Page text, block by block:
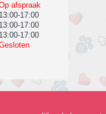
afspraak
13:00-17:00
13:00-17:00
13:00-17:00